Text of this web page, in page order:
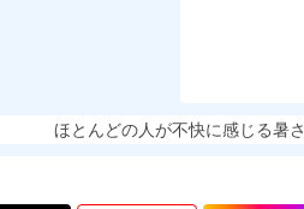
ほとんどの人が不快に感じる暑さ